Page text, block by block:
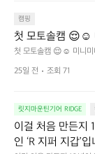
줍니다.  이 슬립
이 됩니다.  안녕
밤이 됩니다.  안녕히 주무
캠핑
첫 모토솔캠 😌☺️
첫 모토솔캠 😌☺️ 미니미
25일 전 조회 71
릿지마운틴기어 RIDGE
이걸 처음 만든지
인 ‘R 지퍼 지갑’